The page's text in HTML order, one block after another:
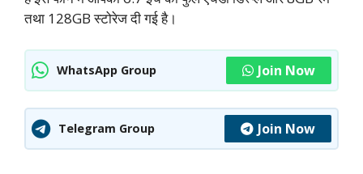
तथा 128GB स्टोरेज दी गई है।
WhatsApp Group Join Now
Telegram Group Join Now